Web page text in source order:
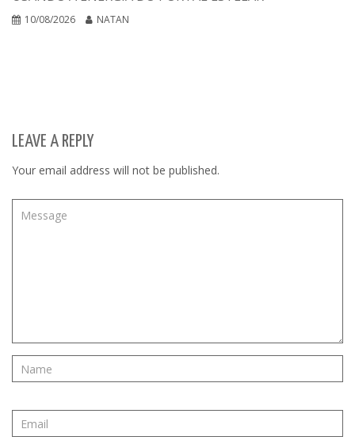
10/08/2026 NATAN
LEAVE A REPLY
Your email address will not be published.